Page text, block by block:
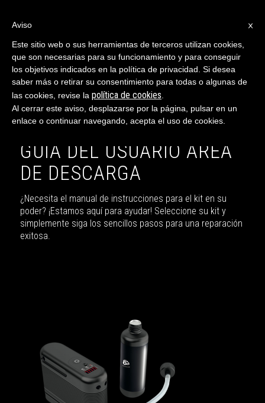
ESPAÑOL
GUÍA DEL USUARIO ÁREA
DE DESCARGA
¿Necesita el manual de instrucciones para el kit en su
poder? ¡Estamos aquí para ayudar! Seleccione su kit y
simplemente siga los sencillos pasos para una reparación
exitosa.
×
Aviso
Este sitio web o sus herramientas de terceros utilizan cookies,
que son necesarias para su funcionamiento y para conseguir
los objetivos indicados en la política de privacidad. Si desea
saber más o retirar su consentimiento para todas o algunas de
las cookies, revise la política de cookies
Al cerrar este aviso, desplazarse por la página, pulsar en un
enlace o continuar navegando, acepta el uso de cookies.